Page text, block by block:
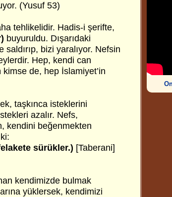
(Yusuf 53)
tehlikelidir. Hadis-i şerifte,
buyuruldu. Dışarıdaki
saldırıp, bizi yaralıyor. Nefsin
Hep, kendi can
de, hep İslamiyet’in
taşkınca isteklerini
azalır. Nefs,
kendini beğenmekten
sürükler.) [Taberani]
kendimizde bulmak
yüklersek, kendimizi